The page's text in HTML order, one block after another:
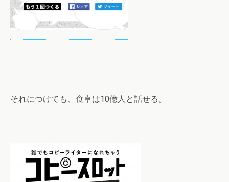
それにつけても、食卓は10億人と話せる。